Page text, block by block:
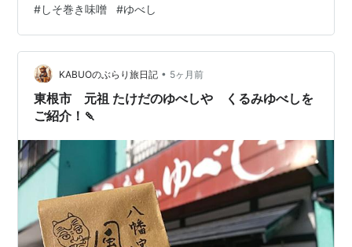
夫です(*´∀｀) ステージでは、今まさに猿回しが始まろう
としていました。 遠いっ！ 見たかったのですが、夫がど
んどん先に行ってしまったので、追いかけるしかな
い…。 ステージの横には牛さんが…。 そして入り口。 し
っかり写真は撮り…
#しそ巻き味噌 #ゆべし
KABUOのぶらり旅日記 • 5ヶ月前
東根市 元祖 たけだのゆべしや くるみゆべしを
ご紹介！🍡